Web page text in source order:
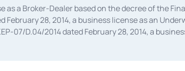
as a Broker-Dealer based on the decree of the
February 28, 2014, a business license as an
07/D.04/2014 dated February 28, 2014, a
of the Financial Services Authority Number S-